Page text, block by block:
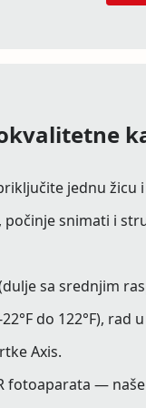
jednu žicu
snimati i
sa srednjim
do 122°F), rad
Axis.
fotoaparata —